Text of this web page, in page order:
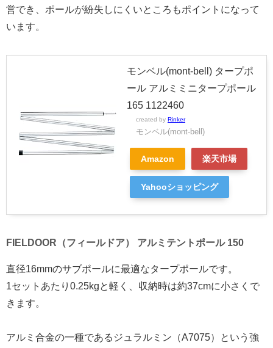
営でき、ポールが紛失しにくいところもポイントになって
います。
モンベル(mont-bell) タープポ
ール アルミミニタープポール
165 1122460
created by Rinker
モンベル(mont-bell)
Amazon 楽天市場
Yahooショッピング
FIELDOOR（フィールドア） アルミテントポール 150
直径16mmのサブポールに最適なタープポールです。
1セットあたり0.25kgと軽く、収納時は約37cmに小さくで
きます。
アルミ合金の一種であるジュラルミン（A7075）という強